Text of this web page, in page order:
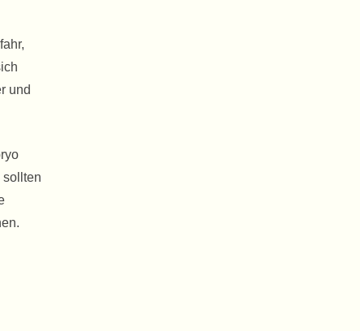
und
sollten